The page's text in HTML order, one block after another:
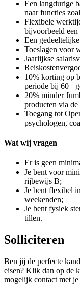
Een langdurige
naar functies
Flexibele
bijvoorbeeld een
Een
Toeslagen voor
Jaarlijkse
10% korting op
periode bij 60+
20% minder
producten via
Toegang tot
psychologen,
Wat wij vragen
Er is geen
Je bent voor
rijbewijs B;
Je bent flexibel
weekenden;
Je bent fysiek
tillen.
Solliciteren
Ben jij de perfecte
eisen? Klik dan op de
mogelijk contact met